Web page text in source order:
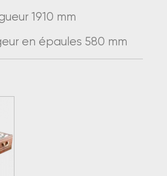
1910 mm
en épaules 580 mm